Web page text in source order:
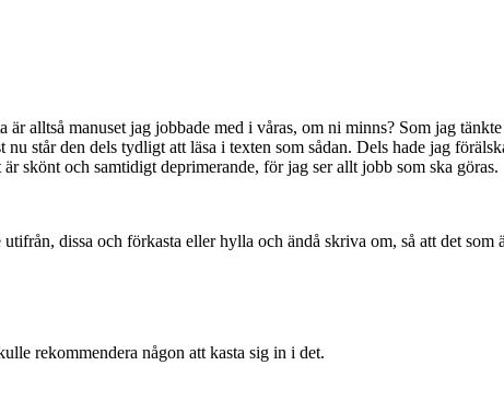
är alltså manuset jag jobbade med i våras, om ni minns? Som jag
nu står den dels tydligt att läsa i texten som sådan. Dels hade jag
skönt och samtidigt deprimerande, för jag ser allt jobb som ska göras.
dissa och förkasta eller hylla och ändå skriva om, så att det
rekommendera någon att kasta sig in i det.